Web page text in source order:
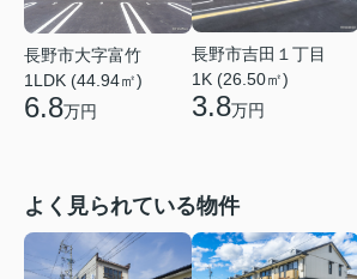
長野市大字富竹
1LDK (44.94㎡)
6.8万円
長野市吉田１丁目
1K (26.50㎡)
3.8万円
よく見られている物件